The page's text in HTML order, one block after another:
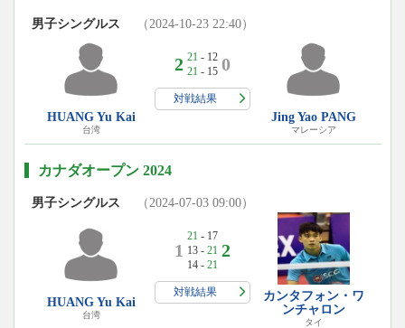
男子シングルス （2024-10-23 22:40）
HUANG Yu Kai
台湾
2 21 - 12
21 - 15 0
対戦結果
Jing Yao PANG
マレーシア
カナダオープン 2024
男子シングルス （2024-07-03 09:00）
HUANG Yu Kai
台湾
1
21 - 17
13 - 21
14 - 21
2
対戦結果
カンタフォン・ワ
ンチャロン
タイ